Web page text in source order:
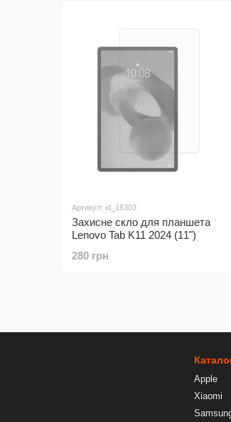
Артикул: id_16303
Захисне скло для планшета
Lenovo Tab K11 2024 (11")
280 грн
Apple
Xiaomi